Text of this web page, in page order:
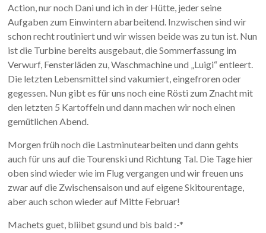
Action, nur noch Dani und ich in der Hütte, jeder seine
Aufgaben zum Einwintern abarbeitend. Inzwischen sind wir
schon recht routiniert und wir wissen beide was zu tun ist. Nun
ist die Turbine bereits ausgebaut, die Sommerfassung im
Verwurf, Fensterläden zu, Waschmachine und „Luigi“ entleert.
Die letzten Lebensmittel sind vakumiert, eingefroren oder
gegessen. Nun gibt es für uns noch eine Rösti zum Znacht mit
den letzten 5 Kartoffeln und dann machen wir noch einen
gemütlichen Abend.
Morgen früh noch die Lastminutearbeiten und dann gehts
auch für uns auf die Tourenski und Richtung Tal. Die Tage hier
oben sind wieder wie im Flug vergangen und wir freuen uns
zwar auf die Zwischensaison und auf eigene Skitourentage,
aber auch schon wieder auf Mitte Februar!
Machets guet, bliibet gsund und bis bald :-*